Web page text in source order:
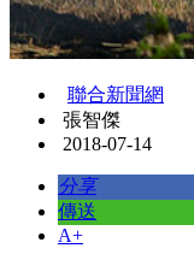
聯合新聞網
張智傑
2018-07-14
分享
傳送
A+